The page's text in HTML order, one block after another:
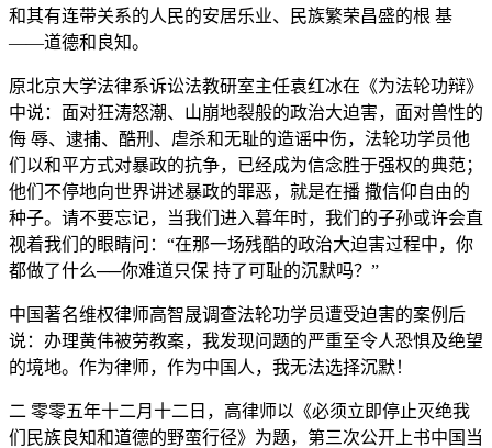
和其有连带关系的人民的安居乐业、民族繁荣昌盛的根 基
——道德和良知。
原北京大学法律系诉讼法教研室主任袁红冰在《为法轮功辩》
中说：面对狂涛怒潮、山崩地裂般的政治大迫害，面对兽性的
侮 辱、逮捕、酷刑、虐杀和无耻的造谣中伤，法轮功学员他
们以和平方式对暴政的抗争，已经成为信念胜于强权的典范；
他们不停地向世界讲述暴政的罪恶，就是在播 撒信仰自由的
种子。请不要忘记，当我们进入暮年时，我们的子孙或许会直
视着我们的眼睛问：“在那一场残酷的政治大迫害过程中，你
都做了什么──你难道只保 持了可耻的沉默吗？”
中国著名维权律师高智晟调查法轮功学员遭受迫害的案例后
说：办理黄伟被劳教案，我发现问题的严重至令人恐惧及绝望
的境地。作为律师，作为中国人，我无法选择沉默！
二 零零五年十二月十二日，高律师以《必须立即停止灭绝我
们民族良知和道德的野蛮行径》为题，第三次公开上书中国当